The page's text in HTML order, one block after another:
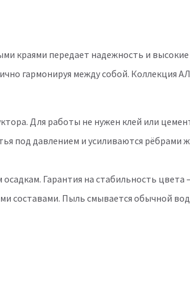
краями передает надежность и высокие
гармонируя между собой. Коллекция
Для работы не нужен клей или
под давлением и усиливаются
Гарантия на стабильность цвета
составами. Пыль смывается обычной